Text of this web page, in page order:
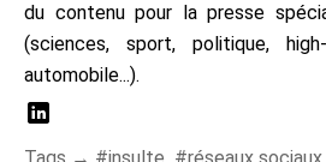
du contenu pour la presse
(sciences, sport, politique,
automobile...).